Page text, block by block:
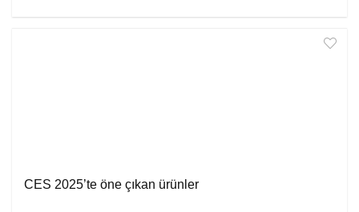
CES 2025’te öne çıkan ürünler